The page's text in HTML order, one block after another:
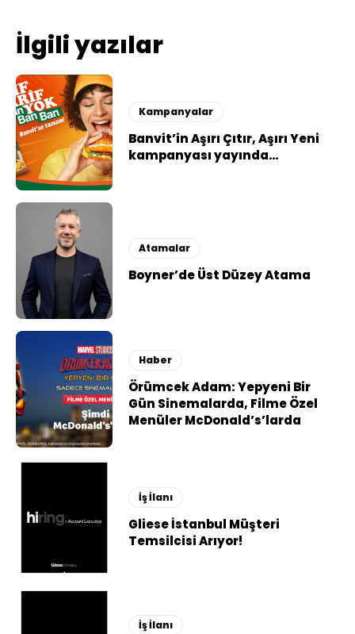
İlgili yazılar
Kampanyalar
Banvit’in Aşırı Çıtır, Aşırı Yeni
kampanyası yayında…
Atamalar
Boyner’de Üst Düzey Atama
Haber
Örümcek Adam: Yepyeni Bir
Gün Sinemalarda, Filme Özel
Menüler McDonald’s’larda
İş İlanı
Gliese İstanbul Müşteri
Temsilcisi Arıyor!
İş İlanı